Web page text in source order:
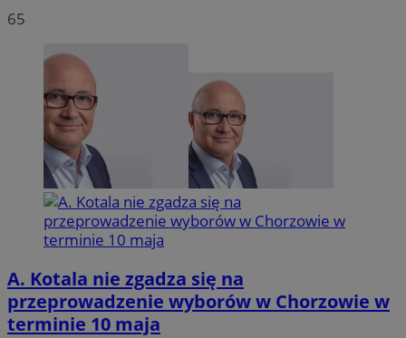
65
A. Kotala nie zgadza się na
przeprowadzenie wyborów w Chorzowie w
terminie 10 maja